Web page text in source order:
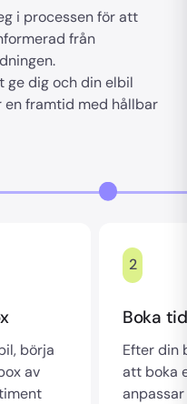
i processen för att
från
ge dig och din elbil
framtid med hållbar
börja
av
2
Boka
Efter din
att boka